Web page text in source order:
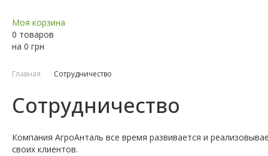
Моя корзина
0 товаров
на 0 грн
Главная Сотрудничество
Сотрудничество
Компания АгроАнталь все время развивается и
своих клиентов.